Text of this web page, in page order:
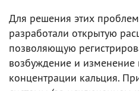
Для решения этих проблем
разработали открытую
позволяющую
возбуждение и изменение
концентрации кальция.